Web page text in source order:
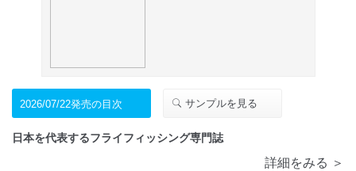
2026/07/22発売の目次 サンプルを見る
日本を代表するフライフィッシング専門誌
詳細をみる ＞